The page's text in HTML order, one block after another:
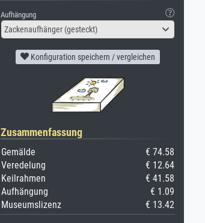
Aufhängung
Zackenaufhänger (gesteckt)
Konfiguration speichern / vergleichen
Zusammenfassung
Gemälde
€ 74.58
Veredelung
€ 12.64
Keilrahmen
€ 41.58
Aufhängung
€ 1.09
Museumslizenz
€ 13.42